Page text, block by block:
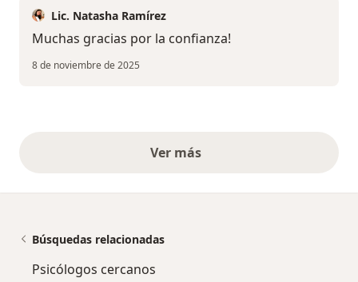
Lic. Natasha Ramírez
Muchas gracias por la confianza!
8 de noviembre de 2025
Ver másopiniones anteriores
Búsquedas relacionadas
Psicólogos cercanos